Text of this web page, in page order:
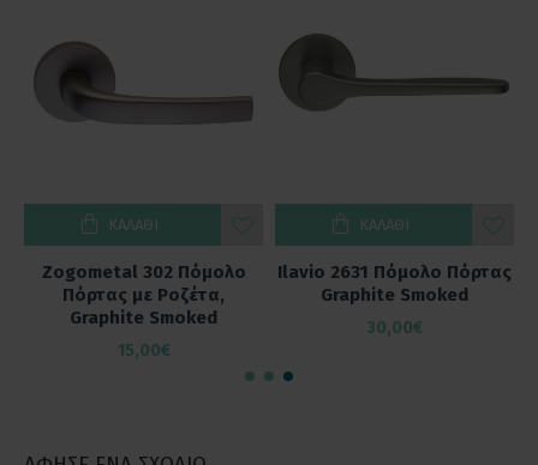
Zogometal 2791 Πόμολο
Πόρτας Graphite Smoked
23,00€
ΚΑΛΆΘΙ
Zogometal 0118 Μπουλ
Πόμολο Εξώθυρας INOX
SS304 Φ120mm Μαύρο
ΚΑΛΆΘΙ